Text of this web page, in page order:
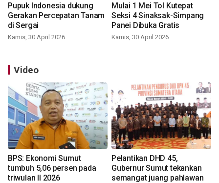
Pupuk Indonesia dukung
Gerakan Percepatan Tanam
di Sergai
Kamis, 30 April 2026
Mulai 1 Mei Tol Kutepat
Seksi 4 Sinaksak-Simpang
Panei Dibuka Gratis
Kamis, 30 April 2026
Video
BPS: Ekonomi Sumut
tumbuh 5,06 persen pada
triwulan II 2026
Pelantikan DHD 45,
Gubernur Sumut tekankan
semangat juang pahlawan